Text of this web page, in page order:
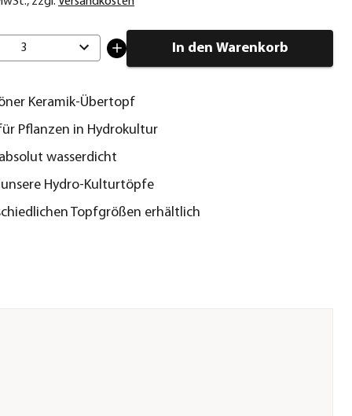
3 In den Warenkorb
Keramik-Übertopf
Pflanzen in Hydrokultur
wasserdicht
unsere Hydro-Kulturtöpfe
Topfgrößen erhältlich